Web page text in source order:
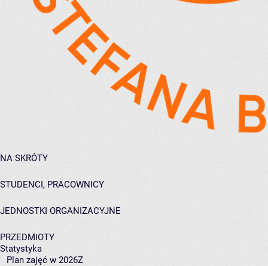
NA SKRÓTY
STUDENCI, PRACOWNICY
JEDNOSTKI ORGANIZACYJNE
PRZEDMIOTY
Statystyka
Plan zajęć w 2026Z